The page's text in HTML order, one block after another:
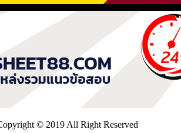
© 2019 All Right Reserved